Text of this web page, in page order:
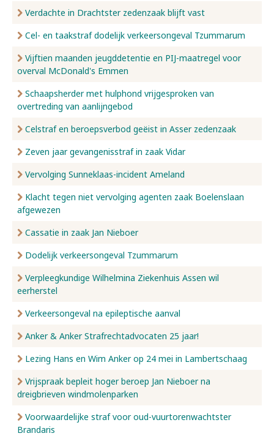
Verdachte in Drachtster zedenzaak blijft vast
Cel- en taakstraf dodelijk verkeersongeval Tzummarum
Vijftien maanden jeugddetentie en PIJ-maatregel voor
overval McDonald's Emmen
Schaapsherder met hulphond vrijgesproken van
overtreding van aanlijngebod
Celstraf en beroepsverbod geëist in Asser zedenzaak
Zeven jaar gevangenisstraf in zaak Vidar
Vervolging Sunneklaas-incident Ameland
Klacht tegen niet vervolging agenten zaak Boelenslaan
afgewezen
Cassatie in zaak Jan Nieboer
Dodelijk verkeersongeval Tzummarum
Verpleegkundige Wilhelmina Ziekenhuis Assen wil
eerherstel
Verkeersongeval na epileptische aanval
Anker & Anker Strafrechtadvocaten 25 jaar!
Lezing Hans en Wim Anker op 24 mei in Lambertschaag
Vrijspraak bepleit hoger beroep Jan Nieboer na
dreigbrieven windmolenparken
Voorwaardelijke straf voor oud-vuurtorenwachtster
Brandaris